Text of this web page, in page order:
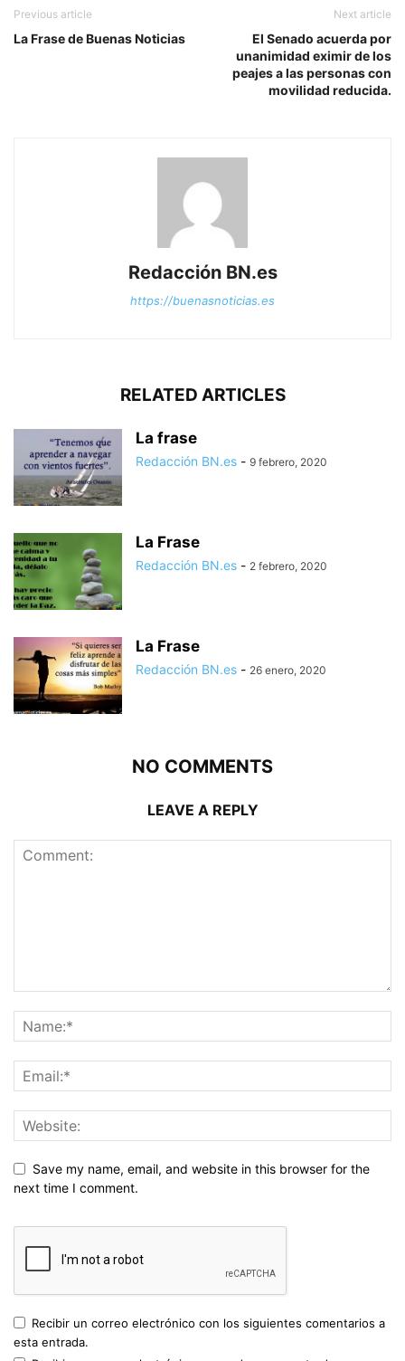
Previous article
La Frase de Buenas Noticias
Next article
El Senado acuerda por
unanimidad eximir de los
peajes a las personas con
movilidad reducida.
Redacción BN.es
https://buenasnoticias.es
RELATED ARTICLES
La frase
Redacción BN.es - 9 febrero, 2020
La Frase
Redacción BN.es - 2 febrero, 2020
La Frase
Redacción BN.es - 26 enero, 2020
NO COMMENTS
LEAVE A REPLY
Save my name, email, and website in this browser for the
next time I comment.
Recibir un correo electrónico con los siguientes comentarios a
esta entrada.